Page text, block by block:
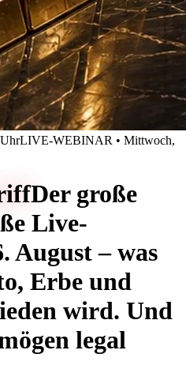
LIVE-WEBINAR • Mittwoch,
Der große
Live-
August – was
Erbe und
wird. Und
legal